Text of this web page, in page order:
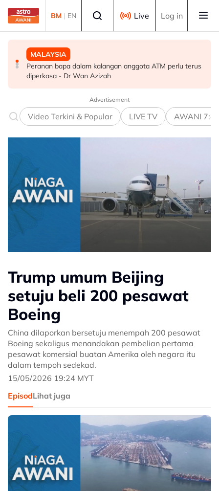
Skip to main content
BM | EN Live Log in
MALAYSIA
Peranan bapa dalam kalangan anggota ATM perlu terus
diperkasa - Dr Wan Azizah
MALAYSIA
Akar reput, rongga pada pangkal punca pokok tumbang
- MBPP
POLITIK
WARISAN teliti rundingan kerusi bersama STAR, KDM
hadapi PRU16 - Shafie
Advertisement
Video Terkini & Popular LIVE TV AWANI
Trump umum Beijing
setuju beli 200 pesawat
Boeing
China dilaporkan bersetuju menempah 200 pesawat
Boeing sekaligus menandakan pembelian pertama
pesawat komersial buatan Amerika oleh negara itu
dalam tempoh sedekad.
15/05/2026 19:24 MYT
EpisodLihat juga